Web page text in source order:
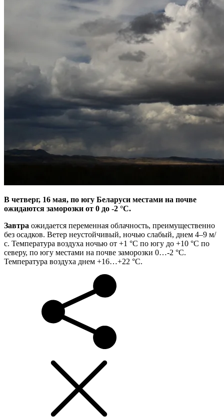
В четверг, 16 мая, по югу Беларуси местами на почве
ожидаются заморозки от 0 до -2 °С.
Завтра ожидается переменная облачность, преимущественно
без осадков. Ветер неустойчивый, ночью слабый, днем 4–9 м/
с. Температура воздуха ночью от +1 °С по югу до +10 °С по
северу, по югу местами на почве заморозки 0…-2 °С.
Температура воздуха днем +16…+22 °С.